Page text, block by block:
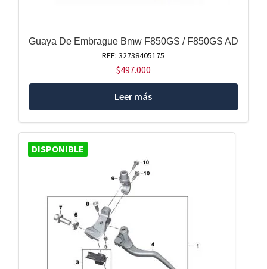
Guaya De Embrague Bmw F850GS / F850GS AD
REF: 32738405175
$497.000
Leer más
DISPONIBLE